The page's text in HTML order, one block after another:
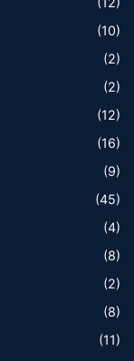
(10)
(2)
(2)
(12)
(16)
(9)
(45)
(4)
(8)
(2)
(8)
(11)